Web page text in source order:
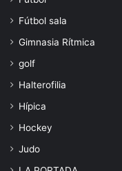
Fútbol sala
Gimnasia Rítmica
golf
Halterofilia
Hípica
Hockey
Judo